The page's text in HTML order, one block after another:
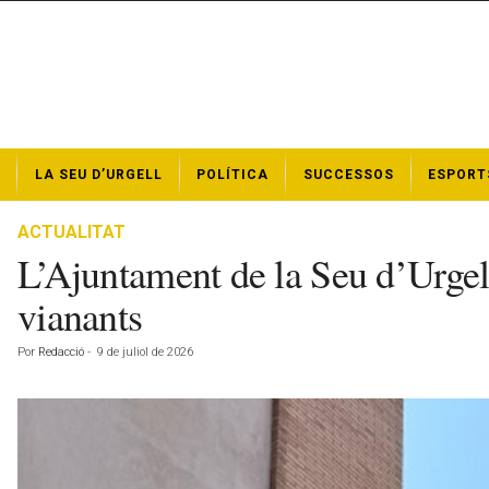
t
LA SEU D’URGELL POLÍTICA SUCCESSOS
ACTUALITAT
L’Ajuntament de la Seu
vianants
Por Redacció - 9 de juliol de 2026